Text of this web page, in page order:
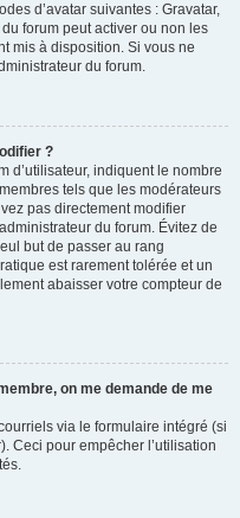
d’avatar suivantes : Gravatar,
forum peut activer ou non les
mis à disposition. Si vous ne
du forum.
?
d’utilisateur, indiquent le nombre
tels que les modérateurs
pas directement modifier
du forum. Évitez de
but de passer au rang
est rarement tolérée et un
abaisser votre compteur de
on me demande de me
via le formulaire intégré (si
Ceci pour empêcher l’utilisation